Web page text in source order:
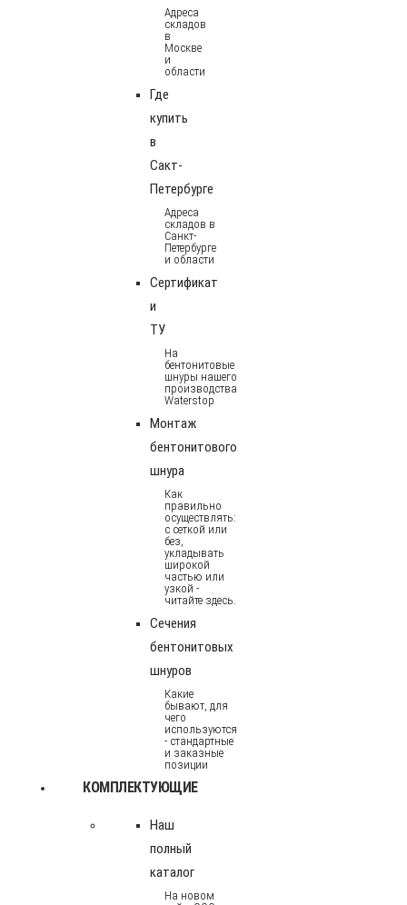
Адреса
складов
в
Москве
и
области
Где
купить
в
Сакт-
Петербурге
Адреса
складов в
Санкт-
Петербурге
и области
Сертификат
и
ТУ
На
бентонитовые
шнуры нашего
производства
Waterstop
Монтаж
бентонитового
шнура
Как
правильно
осуществлять:
с сеткой или
без,
укладывать
широкой
частью или
узкой -
читайте здесь.
Сечения
бентонитовых
шнуров
Какие
бывают, для
чего
используются
- стандартные
и заказные
позиции
КОМПЛЕКТУЮЩИЕ
Наш
полный
каталог
На новом